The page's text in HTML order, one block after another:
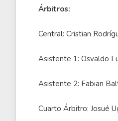
Árbitros:
Central: Cristian
Asistente 1: Osvaldo
Asistente 2: Fabian
Cuarto Árbitro: Josué